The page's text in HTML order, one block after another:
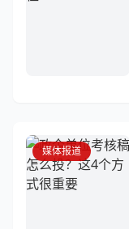
媒体报道